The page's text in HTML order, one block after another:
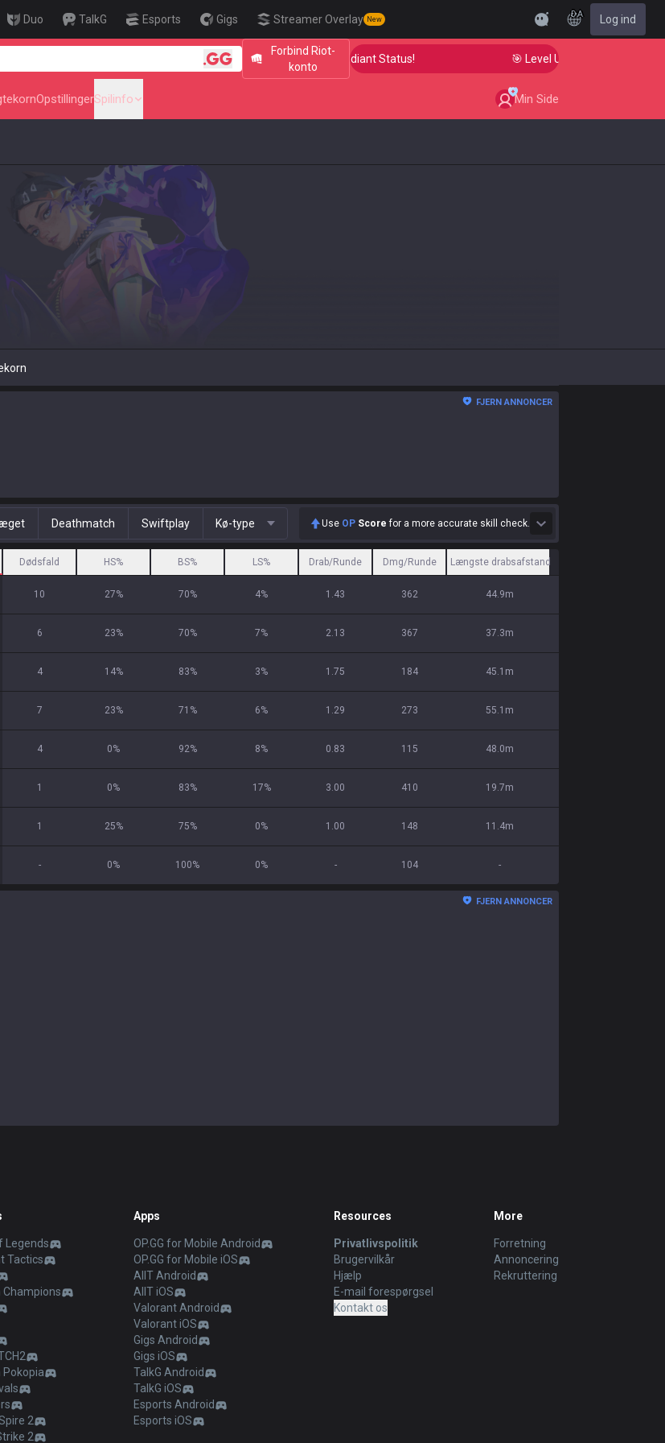
Duo TalkG Esports Gigs Streamer Overlay New
DA Log ind
Forbind Riot-
konto
🎯 Level Up Your Aim to Radiant Status! 🎯 Level Up Your Aim to Radiant
OpstillingerSpilinfo Min Side
FJERN ANNONCER
Deathmatch Swiftplay Kø-type Use OP Score for a more accurate skill check.
Dødsfald HS% BS% LS% Drab/Runde Dmg/Runde Længste drabsafstand
10 27% 70% 4% 1.43 362 44.9m
6 23% 70% 7% 2.13 367 37.3m
4 14% 83% 3% 1.75 184 45.1m
7 23% 71 % 6% 1.29 273 55.1m
4 0% 92% 8% 0.83 115 48.0m
1 0% 83% 17% 3.00 410 19.7m
1 25% 75% 0% 1.00 148 11.4m
- 0% 100% 0% - 104 -
FJERN ANNONCER
Legends
Tactics
Champions
Pokopia
2
2
Apps
OP.GG for Mobile Android
OP.GG for Mobile iOS
AllT Android
AllT iOS
Valorant Android
Valorant iOS
Gigs Android
Gigs iOS
TalkG Android
TalkG iOS
Esports Android
Esports iOS
Resources
Privatlivspolitik
Brugervilkår
Hjælp
E-mail forespørgsel
Kontakt os
More
Forretning
Annoncering
Rekruttering